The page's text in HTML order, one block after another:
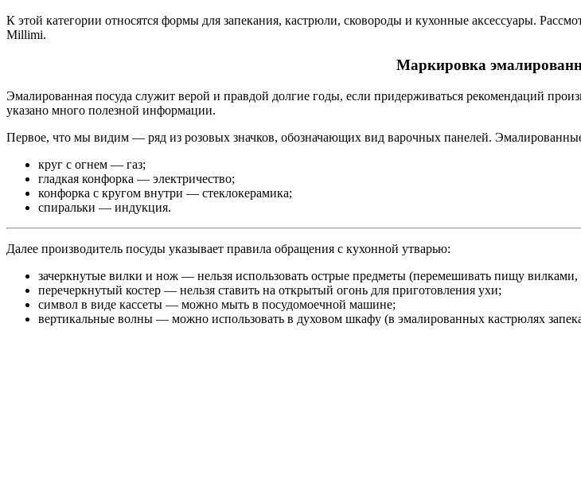
К этой категории относятся формы для запекания, кастрюли, сковороды и кухонные аксессуары.
Millimi.
Маркировка
Эмалированная посуда служит верой и правдой долгие годы, если придерживаться рекомендаций
указано много полезной информации.
Первое, что мы видим — ряд из розовых значков, обозначающих вид варочных панелей.
круг с огнем — газ;
гладкая конфорка — электричество;
конфорка с кругом внутри — стеклокерамика;
спиральки — индукция.
Далее производитель посуды указывает правила обращения с кухонной утварью:
зачеркнутые вилки и нож — нельзя использовать острые предметы (перемешивать пищу
перечеркнутый костер — нельзя ставить на открытый огонь для приготовления ухи;
символ в виде кассеты — можно мыть в посудомоечной машине;
вертикальные волны — можно использовать в духовом шкафу (в эмалированных кастрюлях